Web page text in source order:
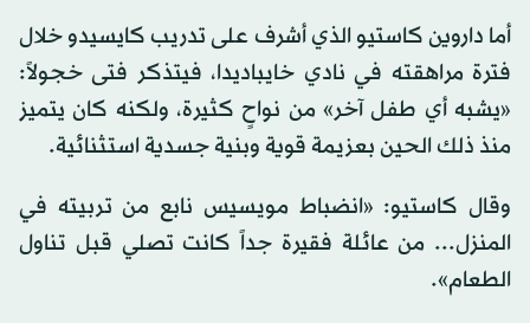
أما داروين كاستيو الذي أشرف على تدريب كايسيدو خلال
فترة مراهقته في نادي خايباديدا، فيتذكر فتى خجولاً:
«يشبه أي طفل آخر» من نواحٍ كثيرة، ولكنه كان يتميز
منذ ذلك الحين بعزيمة قوية وبنية جسدية استثنائية.
وقال كاستيو: «انضباط مويسيس نابع من تربيته في
المنزل... من عائلة فقيرة جداً كانت تصلي قبل تناول
الطعام».